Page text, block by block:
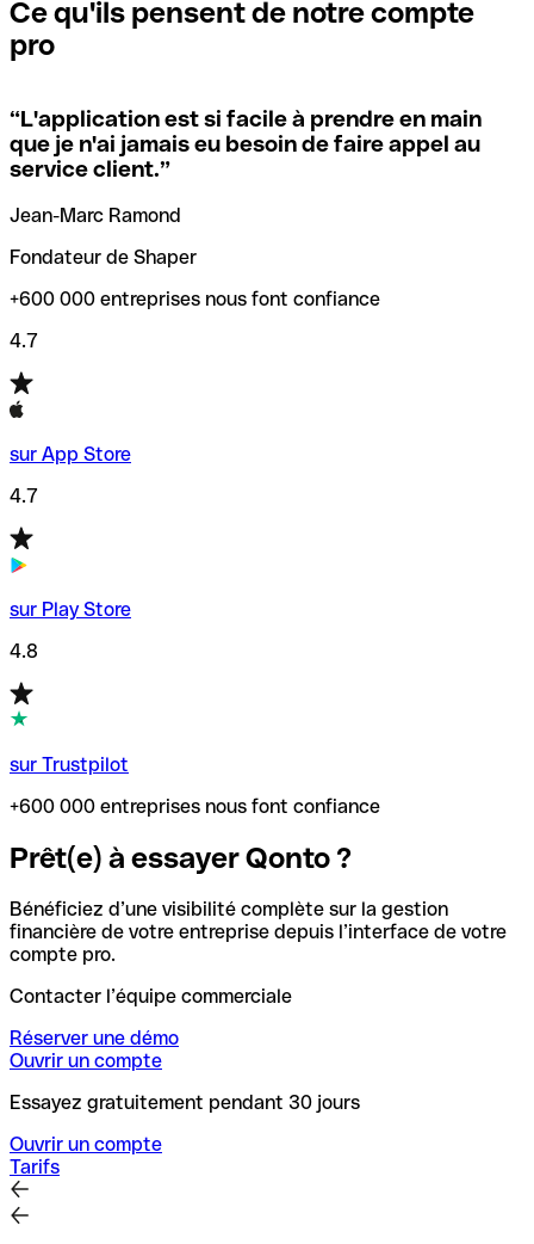
signifie que vous avez le code de l'une des succursales
locales.
Si vous n'êtes pas sûr du code SWIFT que vous devriez
utiliser, nous avons développé un outil de recherche de
codes SWIFT par nom de banque.
vérification/recherche de codes SWIFT. Ainsi, vous pouvez
trouver et vérifier vos codes SWIFT avant de réaliser vos
transferts d’argent.
Ce qu'ils pensent de notre compte
pro
“L'application est si facile à prendre en main
que je n'ai jamais eu besoin de faire appel au
service client.”
Jean-Marc Ramond
Fondateur de Shaper
+600 000 entreprises nous font confiance
4.7
sur App Store
4.7
sur Play Store
4.8
sur Trustpilot
+600 000 entreprises nous font confiance
Prêt(e) à essayer Qonto ?
Bénéficiez d’une visibilité complète sur la gestion
financière de votre entreprise depuis l’interface de votre
compte pro.
Contacter l’équipe commerciale
Réserver une démo
Ouvrir un compte
Essayez gratuitement pendant 30 jours
Ouvrir un compte
Tarifs